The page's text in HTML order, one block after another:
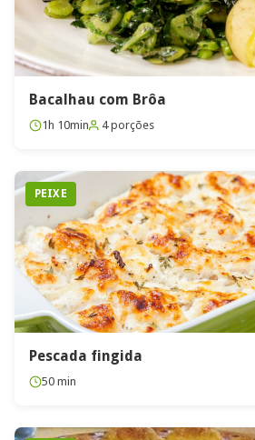
Bacalhau com Brôa
1h 10min 4 porções
PEIXE
Pescada fingida
50 min